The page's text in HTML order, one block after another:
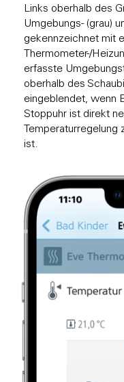
Links oberhalb des
Umgebungs- (grau)
gekennzeichnet mit
Thermometer-/
erfasste
oberhalb des
eingeblendet, wenn
Stoppuhr ist direkt
Temperaturregelung
ist.